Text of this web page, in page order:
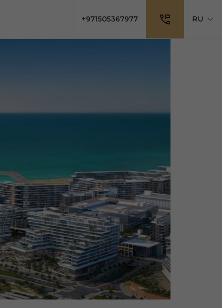
+971505367977 RU